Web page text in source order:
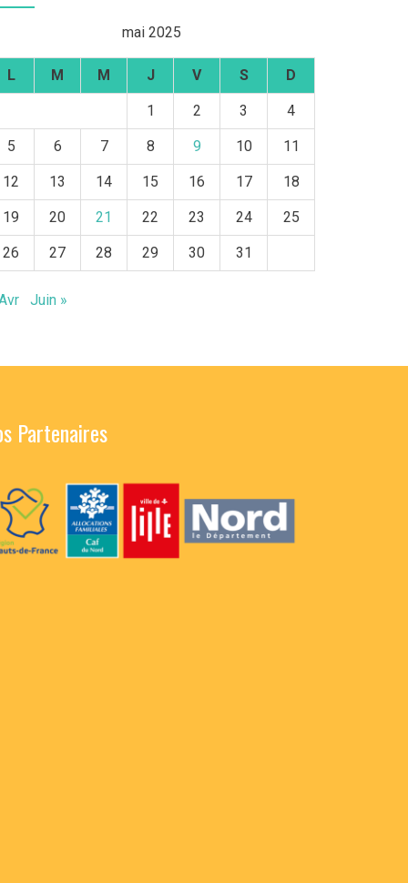
mai 2025
L M M J V S D
1 2 3 4
5 6 7 8 9 10 11
12 13 14 15 16 17 18
19 20 21 22 23 24 25
26 27 28 29 30 31
Juin »
Partenaires